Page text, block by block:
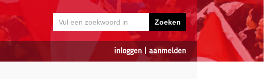
inloggen| aanmelden